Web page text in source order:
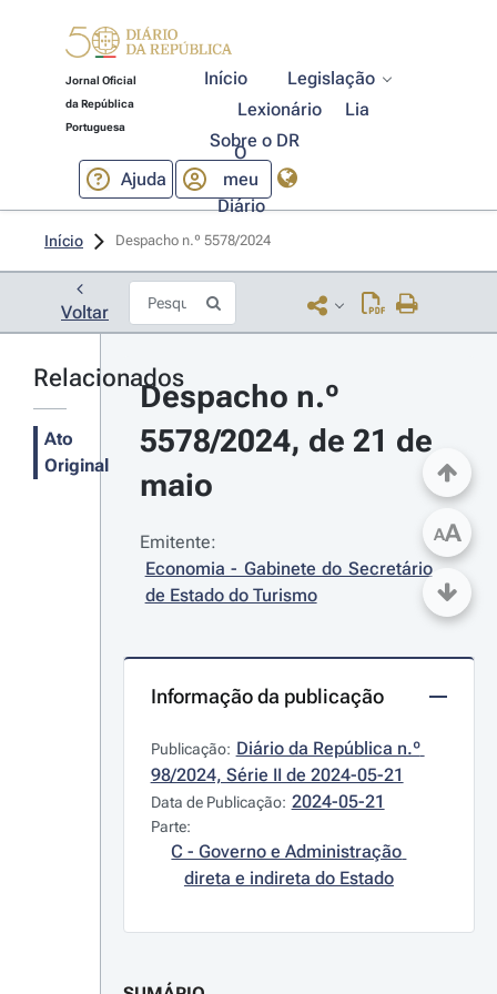
Jornal Oficial
da República
Portuguesa
Início
Legislação
Lexionário
Lia
Sobre o DR
Ajuda
O
meu
Diário
Início Despacho n.º 5578/2024
Voltar
Relacionados
Ato
Original
Despacho n.º
5578/2024, de 21 de
maio
Emitente:
Economia - Gabinete do Secretário
de Estado do Turismo
Informação da publicação
Publicação: Diário da República n.º
98/2024, Série II de 2024-05-21
Data de Publicação: 2024-05-21
Parte:
C - Governo e Administração
direta e indireta do Estado
AA